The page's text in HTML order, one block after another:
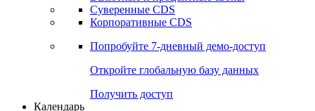
Получить доступ
Деривативы
Валютные и процентные свопы
Корпоративные CDS
Попробуйте7-дневный